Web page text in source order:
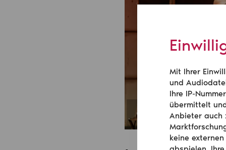
Mit Ihrer
und
Ihre IP-
übermittelt
Anbieter auch
keine